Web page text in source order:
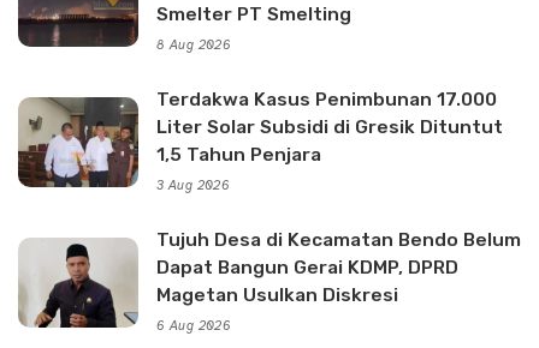
Smelter PT Smelting
8 Aug 2026
Terdakwa Kasus Penimbunan 17.000
Liter Solar Subsidi di Gresik Dituntut
1,5 Tahun Penjara
3 Aug 2026
Tujuh Desa di Kecamatan Bendo Belum
Dapat Bangun Gerai KDMP, DPRD
Magetan Usulkan Diskresi
6 Aug 2026